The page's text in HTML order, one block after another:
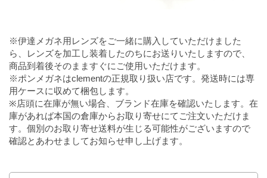
※伊達メガネ用レンズをご一緒に購入していただけました
ら、レンズを加工し装着したのちにお送りいたしますので、
商品到着後そのまますぐにご使用いただけます。
※ポンメガネはclementの正規取り扱い店です。発送時には専
用ケースに収めて梱包します。
※店頭に在庫が無い場合、ブランド在庫を確認いたします。在
庫があれば本国の倉庫からお取り寄せにてご注文いただけま
す。個別のお取り寄せ送料が生じる可能性がございますので
確認とあわせましてお知らせ申し上げます。